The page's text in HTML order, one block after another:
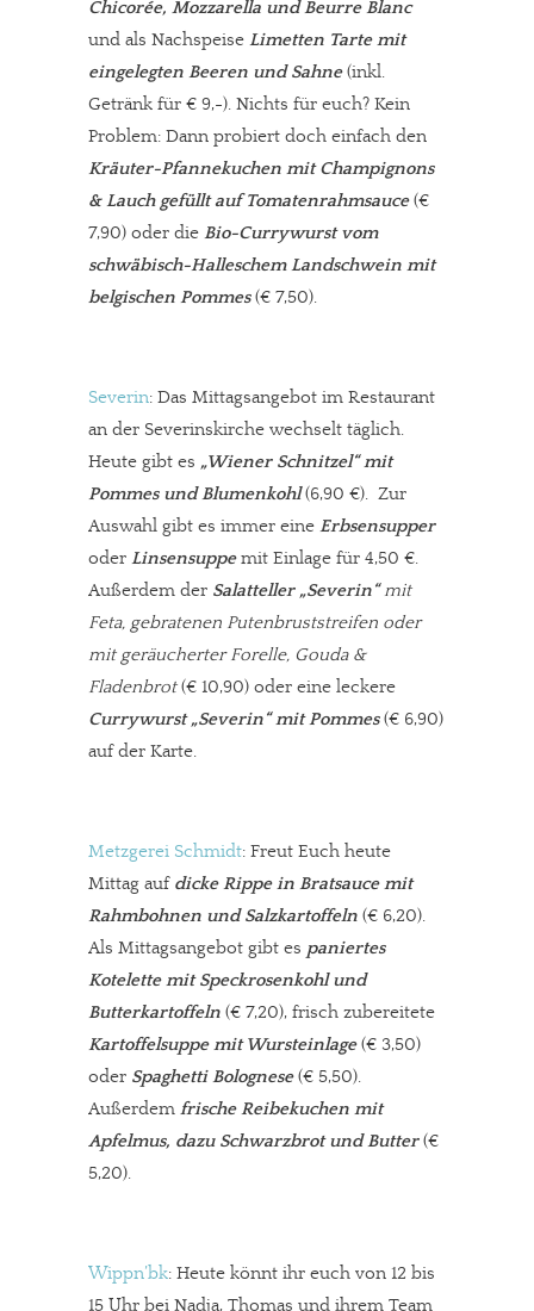
meinesuedstadt.de finanziert sich durch Partnerprofile und
Werbung. Beide Einnahmequellen sind in den letzten Monaten
stark zurückgegangen.
Solltest Du unsere unabhängige Berichterstattung schätzen,
kannst Du uns mit einer kleinen Spende unterstützen.
Paypal - danke@meinesuedstadt.de
JETZT SPENDEN Schon erledigt!
Chicorée, Mozzarella und Beurre Blanc
und als Nachspeise Limetten Tarte mit
eingelegten Beeren und Sahne(inkl.
Getränk für € 9,-). Nichts für euch? Kein
Problem: Dann probiert doch einfach den
Kräuter-Pfannekuchen mit Champignons
& Lauch gefüllt auf Tomatenrahmsauce(€
7,90) oder die Bio-Currywurst vom
schwäbisch-Halleschem Landschwein mit
belgischen Pommes(€ 7,50).
Severin: Das Mittagsangebot im Restaurant
an der Severinskirche wechselt täglich.
Heute gibt es „Wiener Schnitzel“ mit
Pommes und Blumenkohl(6,90 €). Zur
Auswahl gibt es immer eine Erbsensupper
oder Linsensuppemit Einlage für 4,50 €.
Außerdem der Salatteller „Severin“mit
Feta, gebratenen Putenbruststreifen oder
mit geräucherter Forelle, Gouda &
Fladenbrot(€ 10,90) oder eine leckere
Currywurst „Severin“ mit Pommes(€ 6,90)
auf der Karte.
Metzgerei Schmidt: Freut Euch heute
Mittag auf dicke Rippe in Bratsauce mit
Rahmbohnen und Salzkartoffeln (€ 6,20).
Als Mittagsangebot gibt es paniertes
Kotelette mit Speckrosenkohl und
Butterkartoffeln (€ 7,20), frisch zubereitete
Kartoffelsuppe mit Wursteinlage(€ 3,50)
oder Spaghetti Bolognese(€ 5,50).
Außerdem frische Reibekuchen mit
Apfelmus, dazu Schwarzbrot und Butter(€
5,20).
Wippn’bk: Heute könnt ihr euch von 12 bis
15 Uhr bei Nadja, Thomas und ihrem Team